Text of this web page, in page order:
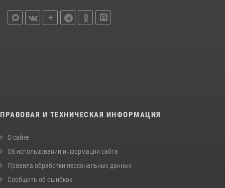
ПРАВОВАЯ И ТЕХНИЧЕСКАЯ ИНФОРМАЦИЯ
О сайте
Об использовании информации сайта
Правила обработки персональных данных
Сообщить об ошибках